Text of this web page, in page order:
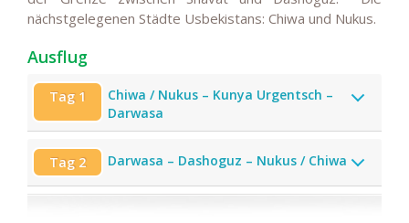
nächstgelegenen Städte Usbekistans: Chiwa und Nukus.
Ausflug
Tag 1
Chiwa / Nukus – Kunya Urgentsch –
Darwasa
Tag 2 Darwasa – Dashoguz – Nukus / Chiwa